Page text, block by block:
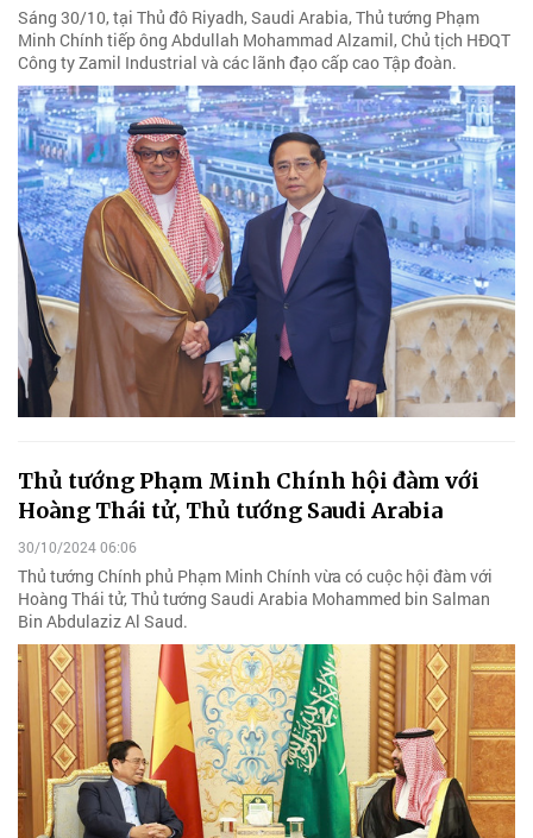
Sáng 30/10, tại Thủ đô Riyadh, Saudi Arabia, Thủ tướng Phạm
Minh Chính tiếp ông Abdullah Mohammad Alzamil, Chủ tịch HĐQT
Công ty Zamil Industrial và các lãnh đạo cấp cao Tập đoàn.
Thủ tướng Phạm Minh Chính hội đàm với
Hoàng Thái tử, Thủ tướng Saudi Arabia
30/10/2024 06:06
Thủ tướng Chính phủ Phạm Minh Chính vừa có cuộc hội đàm với
Hoàng Thái tử, Thủ tướng Saudi Arabia Mohammed bin Salman
Bin Abdulaziz Al Saud.